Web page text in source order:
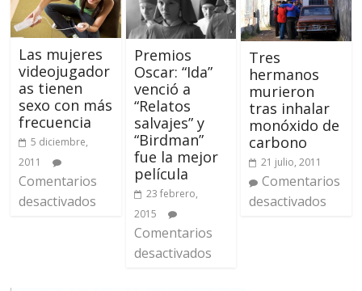
Las mujeres
videojugador
as tienen
sexo con más
frecuencia
5 diciembre,
2011
Comentarios
desactivados
Premios
Oscar: “Ida”
venció a
“Relatos
salvajes” y
“Birdman”
fue la mejor
película
23 febrero,
2015
Comentarios
desactivados
Tres
hermanos
murieron
tras inhalar
monóxido de
carbono
21 julio, 2011
Comentarios
desactivados